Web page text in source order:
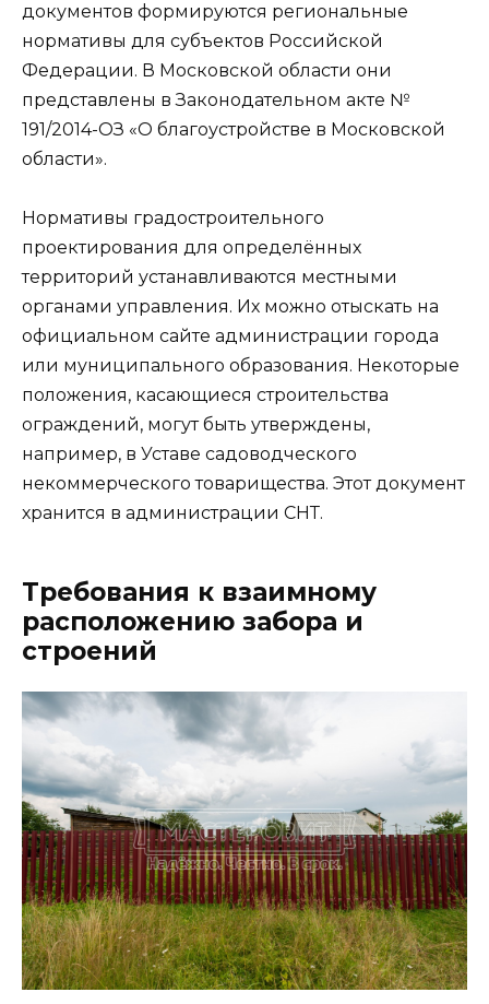
документов формируются региональные
нормативы для субъектов Российской
Федерации. В Московской области они
представлены в Законодательном акте №
191/2014-ОЗ «О благоустройстве в Московской
области».
Нормативы градостроительного
проектирования для определённых
территорий устанавливаются местными
органами управления. Их можно отыскать на
официальном сайте администрации города
или муниципального образования. Некоторые
положения, касающиеся строительства
ограждений, могут быть утверждены,
например, в Уставе садоводческого
некоммерческого товарищества. Этот документ
хранится в администрации СНТ.
Требования к взаимному
расположению забора и
строений